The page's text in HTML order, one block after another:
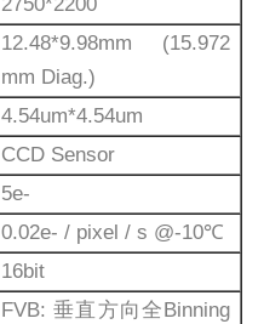
12.48*9.98mm (15.972
mm Diag.)
4.54um*4.54um
CCD Sensor
5e-
0.02e- / pixel / s @-10℃
16bit
FVB: 垂直方向全Binning